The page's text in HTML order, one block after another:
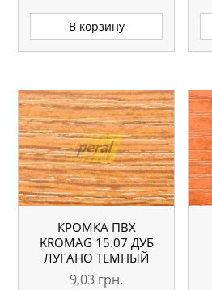
В корзину
КРОМКА ПВХ
KROMAG 15.07 ДУБ
ЛУГАНО ТЕМНЫЙ
22×0,6 ММ
9,03 грн.